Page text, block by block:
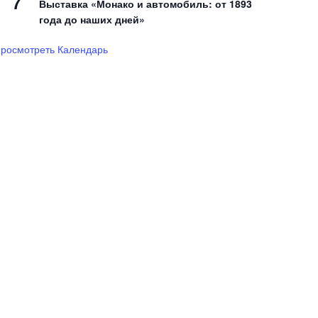
Выставка «Монако и автомобиль: от 1893
года до наших дней»
Календарь